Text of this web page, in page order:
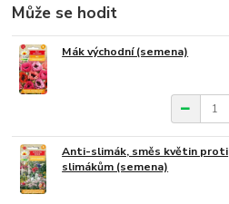
Může se hodit
Mák východní (semena)
Anti-slimák, směs květin proti
slimákům (semena)